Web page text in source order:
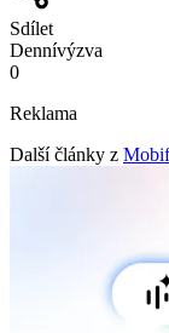
Sdílet
Dennívýzva
0
Reklama
Další články z